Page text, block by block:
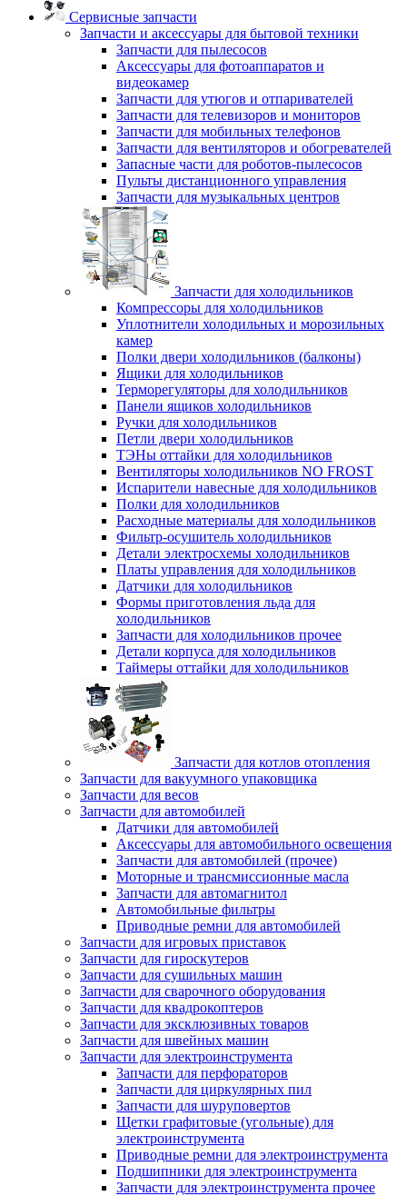
Сервисные запчасти
Запчасти и аксессуары для бытовой техники
Запчасти для пылесосов
Аксессуары для фотоаппаратов и
видеокамер
Запчасти для утюгов и отпаривателей
Запчасти для телевизоров и мониторов
Запчасти для мобильных телефонов
Запчасти для вентиляторов и обогревателей
Запасные части для роботов-пылесосов
Пульты дистанционного управления
Запчасти для музыкальных центров
Запчасти для холодильников
Компрессоры для холодильников
Уплотнители холодильных и морозильных
камер
Полки двери холодильников (балконы)
Ящики для холодильников
Терморегуляторы для холодильников
Панели ящиков холодильников
Ручки для холодильников
Петли двери холодильников
ТЭНы оттайки для холодильников
Вентиляторы холодильников NO FROST
Испарители навесные для холодильников
Полки для холодильников
Расходные материалы для холодильников
Фильтр-осушитель холодильников
Детали электросхемы холодильников
Платы управления для холодильников
Датчики для холодильников
Формы приготовления льда для
холодильников
Запчасти для холодильников прочее
Детали корпуса для холодильников
Таймеры оттайки для холодильников
Запчасти для котлов отопления
Запчасти для вакуумного упаковщика
Запчасти для весов
Запчасти для автомобилей
Датчики для автомобилей
Аксессуары для автомобильного освещения
Запчасти для автомобилей (прочее)
Моторные и трансмиссионные масла
Запчасти для автомагнитол
Автомобильные фильтры
Приводные ремни для автомобилей
Запчасти для игровых приставок
Запчасти для гироскутеров
Запчасти для сушильных машин
Запчасти для сварочного оборудования
Запчасти для квадрокоптеров
Запчасти для эксклюзивных товаров
Запчасти для швейных машин
Запчасти для электроинструмента
Запчасти для перфораторов
Запчасти для циркулярных пил
Запчасти для шуруповертов
Щетки графитовые (угольные) для
электроинструмента
Приводные ремни для электроинструмента
Подшипники для электроинструмента
Запчасти для электроинструмента прочее